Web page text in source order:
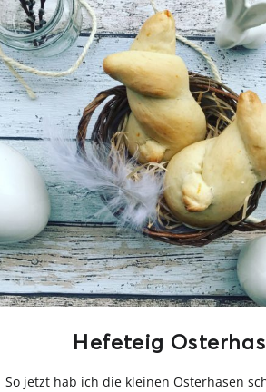
Hefeteig
So jetzt hab ich die kleinen Osterhasen